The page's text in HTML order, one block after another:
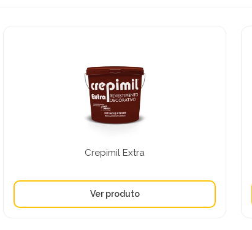
Crepimil Extra